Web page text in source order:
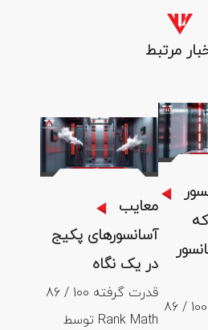
مرتبط
معایب
آسانسورهای پکیج
در یک نگاه
86 / 100 قدرت گرفته
توسط Rank Math
86 / 100 قدرت گرفته